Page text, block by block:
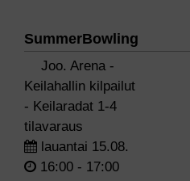
SummerBowling
Joo. Arena -
Keilahallin kilpailut
- Keilaradat 1-4
tilavaraus
lauantai 15.08.
16:00 - 17:00